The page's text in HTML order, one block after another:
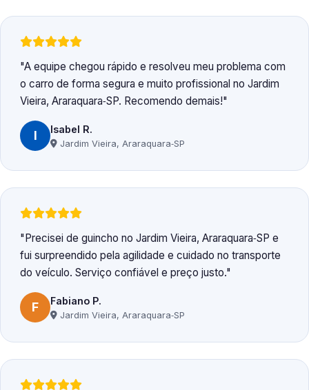
A equipe chegou rápido e resolveu meu problema com
o carro de forma segura e muito profissional no Jardim
Vieira, Araraquara‑SP. Recomendo demais!
I Isabel R.
Jardim Vieira, Araraquara‑SP
Precisei de guincho no Jardim Vieira, Araraquara‑SP e
fui surpreendido pela agilidade e cuidado no transporte
do veículo. Serviço confiável e preço justo.
F Fabiano P.
Jardim Vieira, Araraquara‑SP